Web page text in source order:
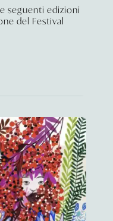
seguenti edizioni
del Festival